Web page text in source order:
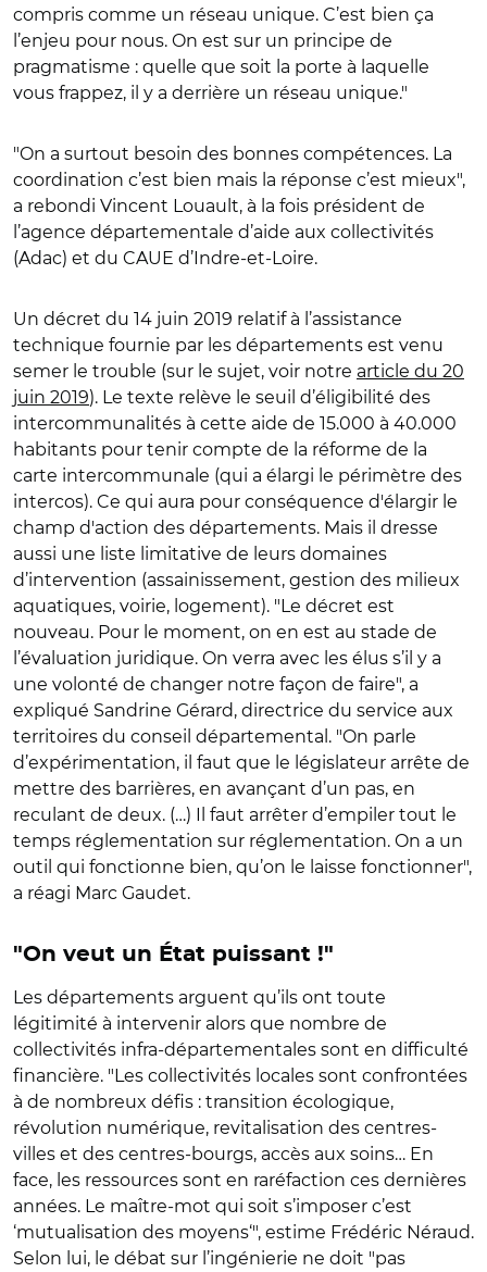
compris comme un réseau unique. C’est bien ça
l’enjeu pour nous. On est sur un principe de
pragmatisme : quelle que soit la porte à laquelle
vous frappez, il y a derrière un réseau unique."
"On a surtout besoin des bonnes compétences. La
coordination c’est bien mais la réponse c’est mieux",
a rebondi Vincent Louault, à la fois président de
l’agence départementale d’aide aux collectivités
(Adac) et du CAUE d’Indre-et-Loire.
Un décret du 14 juin 2019 relatif à l’assistance
technique fournie par les départements est venu
semer le trouble (sur le sujet, voir notre article du 20
juin 2019). Le texte relève le seuil d’éligibilité des
intercommunalités à cette aide de 15.000 à 40.000
habitants pour tenir compte de la réforme de la
carte intercommunale (qui a élargi le périmètre des
intercos). Ce qui aura pour conséquence d'élargir le
champ d'action des départements. Mais il dresse
aussi une liste limitative de leurs domaines
d’intervention (assainissement, gestion des milieux
aquatiques, voirie, logement). "Le décret est
nouveau. Pour le moment, on en est au stade de
l’évaluation juridique. On verra avec les élus s’il y a
une volonté de changer notre façon de faire", a
expliqué Sandrine Gérard, directrice du service aux
territoires du conseil départemental. "On parle
d’expérimentation, il faut que le législateur arrête de
mettre des barrières, en avançant d’un pas, en
reculant de deux. (…) Il faut arrêter d’empiler tout le
temps réglementation sur réglementation. On a un
outil qui fonctionne bien, qu’on le laisse fonctionner",
a réagi Marc Gaudet.
"On veut un État puissant !"
Les départements arguent qu’ils ont toute
légitimité à intervenir alors que nombre de
collectivités infra-départementales sont en difficulté
financière. "Les collectivités locales sont confrontées
à de nombreux défis : transition écologique,
révolution numérique, revitalisation des centres-
villes et des centres-bourgs, accès aux soins… En
face, les ressources sont en raréfaction ces dernières
années. Le maître-mot qui soit s’imposer c’est
‘mutualisation des moyens‘", estime Frédéric Néraud.
Selon lui, le débat sur l’ingénierie ne doit "pas